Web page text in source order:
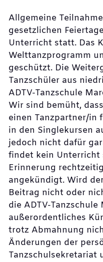
Allgemeine
gesetzlichen
Unterricht statt. Das
Welttanzprogramm
geschützt. Die
Tanzschüler aus
ADTV-Tanzschule
Wir sind bemüht,
einen Tanzpartner/in
in den Singlekursen
jedoch nicht dafür
findet kein Unterricht
Erinnerung
angekündigt. Wird
Beitrag nicht oder
die ADTV-Tanzschule
außerordentliches
trotz Abmahnung
Änderungen der
Tanzschulsekretariat